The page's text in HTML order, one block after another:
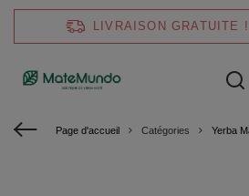
LIVRAISON GRATUITE !
Page d'accueil Catégories Yerba